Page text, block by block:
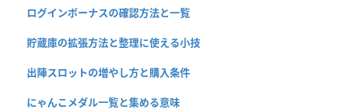
ログインボーナスの確認方法と一覧
貯蔵庫の拡張方法と整理に使える小技
出陣スロットの増やし方と購入条件
にゃんこメダル一覧と集める意味